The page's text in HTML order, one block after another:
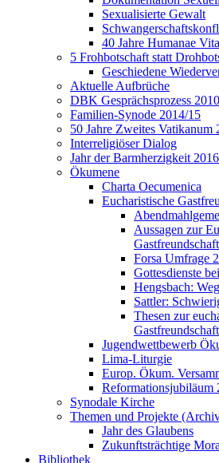
Sexualisierte Gewalt
40 Jahre Humanae
5 Frohbotschaft statt
Geschiedene
Aktuelle Aufbrüche
DBK Gesprächsprozess
Familien-Synode 2014/15
50 Jahre Zweites Vatikanum
Interreligiöser Dialog
Jahr der Barmherzigkeit 2016
Ökumene
Charta Oecumenica
Eucharistische
Aussagen zur
Gastfreundschaft
Forsa Umfrage
Gottesdienste
Hengsbach:
Sattler:
Thesen zur
Gastfreundschaft
Jugendwettbewerb
Lima-Liturgie
Europ. Ökum.
Reformationsjubiläum
Synodale Kirche
Themen und Projekte
Jahr des Glaubens
Zukunftsträchtige
Bibliothek